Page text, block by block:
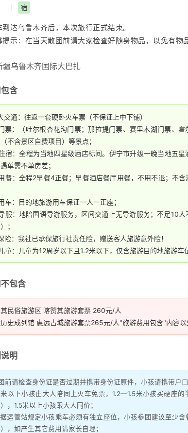
的冰雪，你触到了它跳动的脉搏。春季，湖畔广阔的草
充分领略回归自然的浪漫情怀与寒外独特的民族文化。
流淌到今天，不知道流淌着多少动人的故事，流淌着多
体发车时间，以当天导游或工作人员通知为准，一般发
提示：伊宁-赛里木湖150KM，约2.30小时
示：
间的温度较低，要注意保暖，建议携带长袖衣物。在
物品，以免有物品遗漏。
宿
到达乌鲁木齐后，本次旅行正式结束。
提示：在当天散团前请大家检查好随身物品，以免有物
含
交通：往返一套硬卧火车票（不保证上中下铺）
票：（吐尔根杏花沟门票；那拉提门票、赛里木湖门票、
不含景区自费项目）等景点；
宿：全程为当地四星级酒店标间。伊宁市升级一晚当地五星
单需不单房差；
餐：全程2早餐4正餐；早餐酒店餐厅用餐，不用不退；不
车：目的地旅游用车保证一人一正座；
服：地陪国语导游服务，区间交通上无导游服务；不足10
；
险：我社已承保旅行社责任险，赠送客人旅游意外险！
童：儿童为12周岁以下且1.2米以下，仅含旅游目的地旅游车
包含
民俗旅游区 喀赞其旅游套票 260元/人
史成列馆 惠远古城旅游套票265元/人"旅游费用包含"内容以
明
前请检查身份证是否过期并携带身份证原件，小孩请携带户口
米以下小孩由大人陪同上火车免票，1.2—1.5米小孩买硬座的
，1.5米以上小孩跟大人同价；
运管站规定小孩乘车必须有独立座位，小孩参团建议至少
，如产生其它费用请家长自理；